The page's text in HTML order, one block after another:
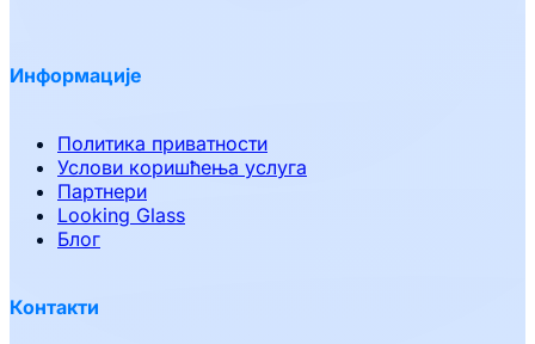
Информације
Политика приватности
Услови коришћења услуга
Партнери
Looking Glass
Блог
Контакти